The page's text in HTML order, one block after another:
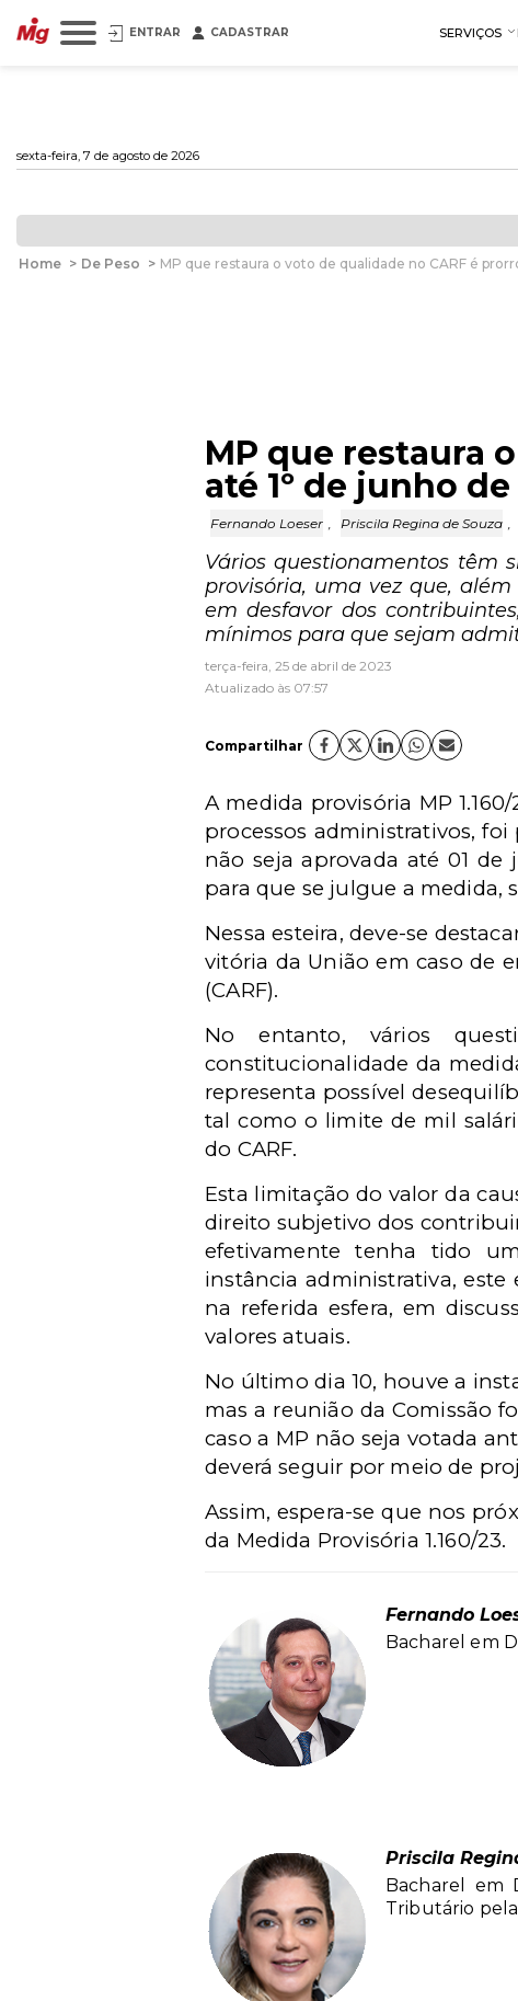
ENTRAR CADASTRAR SERVIÇOS
sexta-feira, 7 de agosto de 2026
Home > De Peso > MP que restaura o voto de qualidade no CARF é
MP que restaura
até 1º de junho de
Fernando Loeser , Priscila Regina de Souza ,
Vários questionamentos têm
provisória, uma vez que,
em desfavor dos
mínimos para que sejam
terça-feira, 25 de abril de 2023
Atualizado às 07:57
Compartilhar
A medida provisória MP
processos administrativos,
não seja aprovada até 01
para que se julgue a medida,
Nessa esteira, deve-se
vitória da União em caso de
(CARF).
No entanto, vários
constitucionalidade da
representa possível
tal como o limite de mil
do CARF.
Esta limitação do valor da
direito subjetivo dos
efetivamente tenha tido
instância administrativa,
na referida esfera, em
valores atuais.
No último dia 10, houve a
mas a reunião da Comissão
caso a MP não seja votada
deverá seguir por meio de
Assim, espera-se que nos
da Medida Provisória 1.160/23.
Fernando
Bacharel em
Priscila
Bacharel em
Tributário pela